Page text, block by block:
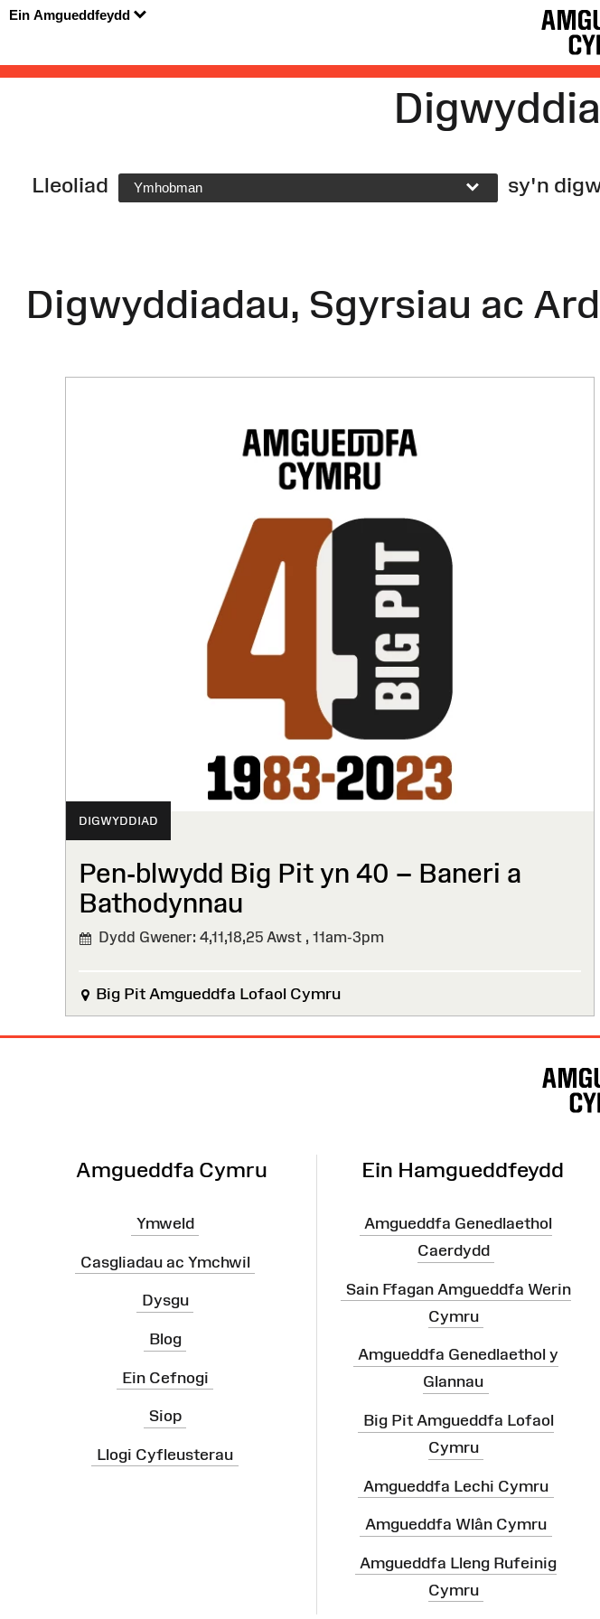
Ein Amgueddfeydd
Lleoliad Ymhobman sy'n
Digwyddiadau, Sgyrsiau ac
DIGWYDDIAD
Pen-blwydd Big Pit yn 40 – Baneri a
Bathodynnau⁠ ⁠
Dydd Gwener: 4,11,18,25 Awst , 11am-3pm
Big Pit Amgueddfa Lofaol Cymru
Amgueddfa Cymru
Ymweld
Casgliadau ac Ymchwil
Dysgu
Blog
Ein Cefnogi
Siop
Llogi Cyfleusterau
Ein Hamgueddfeydd
Amgueddfa Genedlaethol
Caerdydd
Sain Ffagan Amgueddfa Werin
Cymru
Amgueddfa Genedlaethol y
Glannau
Big Pit Amgueddfa Lofaol
Cymru
Amgueddfa Lechi Cymru
Amgueddfa Wlân Cymru
Amgueddfa Lleng Rufeinig
Cymru